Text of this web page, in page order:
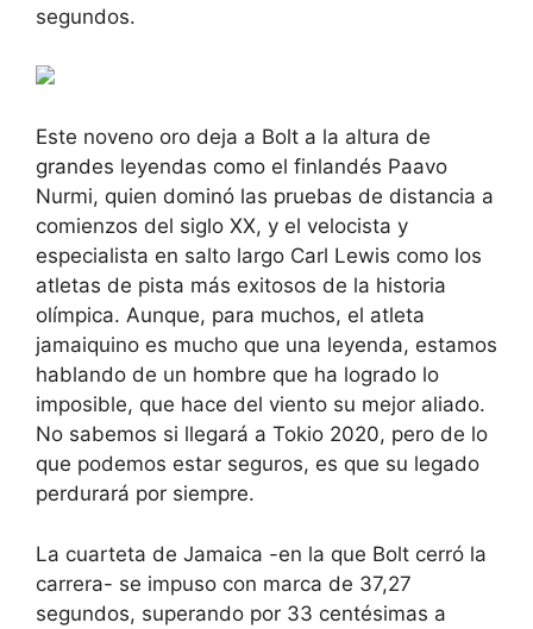
segundos.
Este noveno oro deja a Bolt a la altura de
grandes leyendas como el finlandés Paavo
Nurmi, quien dominó las pruebas de distancia a
comienzos del siglo XX, y el velocista y
especialista en salto largo Carl Lewis como los
atletas de pista más exitosos de la historia
olímpica. Aunque, para muchos, el atleta
jamaiquino es mucho que una leyenda, estamos
hablando de un hombre que ha logrado lo
imposible, que hace del viento su mejor aliado.
No sabemos si llegará a Tokio 2020, pero de lo
que podemos estar seguros, es que su legado
perdurará por siempre.
La cuarteta de Jamaica -en la que Bolt cerró la
carrera- se impuso con marca de 37,27
segundos, superando por 33 centésimas a